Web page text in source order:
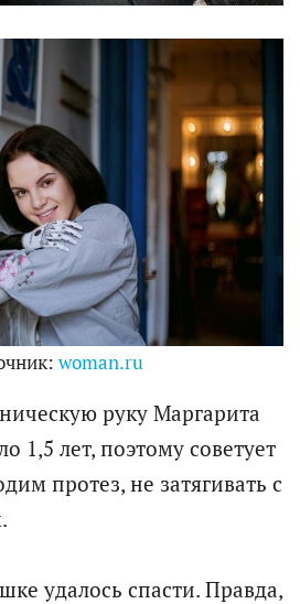
woman.ru
руку Маргарита
1,5 лет, поэтому советует
протез, не затягивать с
удалось спасти. Правда,